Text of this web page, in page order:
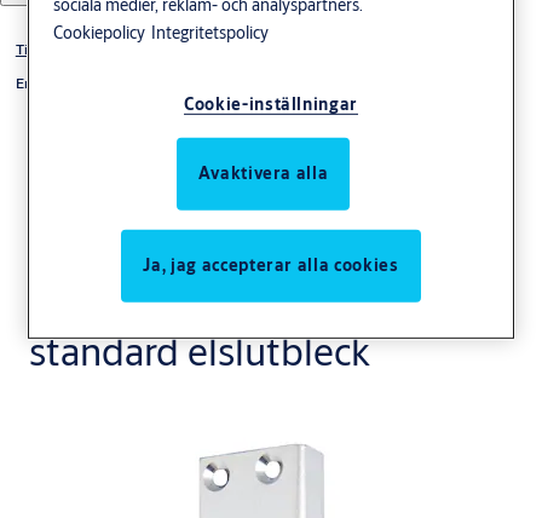
Tillbehör
Ersättningsslutbleck
Slutbleck 730 för
standard elslutbleck
Cookiepolicy Integritetspolicy
Cookie-inställningar
Avaktivera alla
Ja, jag accepterar alla cookies